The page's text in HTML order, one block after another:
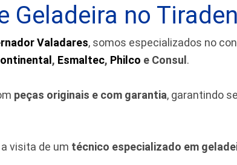
Geladeira no
Valadares, somos especializados no
, Esmaltec, Philco e Consul.
peças originais e com garantia, garantindo
visita de um técnico especializado em